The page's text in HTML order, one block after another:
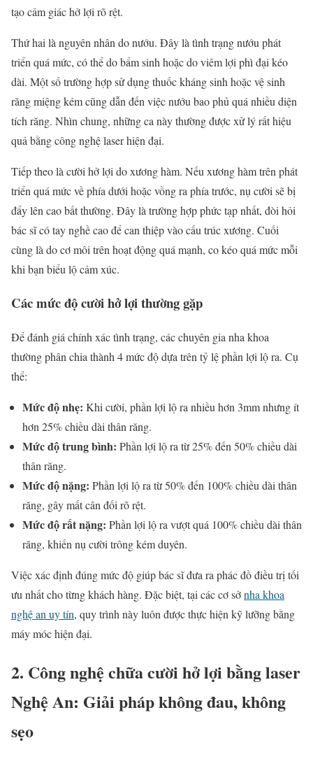
tạo cảm giác hở lợi rõ rệt.
Thứ hai là nguyên nhân do nướu. Đây là tình trạng nướu phát
triển quá mức, có thể do bẩm sinh hoặc do viêm lợi phì đại kéo
dài. Một số trường hợp sử dụng thuốc kháng sinh hoặc vệ sinh
răng miệng kém cũng dẫn đến việc nướu bao phủ quá nhiều diện
tích răng. Nhìn chung, những ca này thường được xử lý rất hiệu
quả bằng công nghệ laser hiện đại.
Tiếp theo là cười hở lợi do xương hàm. Nếu xương hàm trên phát
triển quá mức về phía dưới hoặc vồng ra phía trước, nụ cười sẽ bị
đẩy lên cao bất thường. Đây là trường hợp phức tạp nhất, đòi hỏi
bác sĩ có tay nghề cao để can thiệp vào cấu trúc xương. Cuối
cùng là do cơ môi trên hoạt động quá mạnh, co kéo quá mức mỗi
khi bạn biểu lộ cảm xúc.
Các mức độ cười hở lợi thường gặp
Để đánh giá chính xác tình trạng, các chuyên gia nha khoa
thường phân chia thành 4 mức độ dựa trên tỷ lệ phần lợi lộ ra. Cụ
thể:
Mức độ nhẹ: Khi cười, phần lợi lộ ra nhiều hơn 3mm nhưng ít
hơn 25% chiều dài thân răng.
Mức độ trung bình: Phần lợi lộ ra từ 25% đến 50% chiều dài
thân răng.
Mức độ nặng: Phần lợi lộ ra từ 50% đến 100% chiều dài thân
răng, gây mất cân đối rõ rệt.
Mức độ rất nặng: Phần lợi lộ ra vượt quá 100% chiều dài thân
răng, khiến nụ cười trông kém duyên.
Việc xác định đúng mức độ giúp bác sĩ đưa ra phác đồ điều trị tối
ưu nhất cho từng khách hàng. Đặc biệt, tại các cơ sởnha khoa
nghệ an uy tín, quy trình này luôn được thực hiện kỹ lưỡng bằng
máy móc hiện đại.
2. Công nghệ chữa cười hở lợi bằng laser
Nghệ An: Giải pháp không đau, không
sẹo